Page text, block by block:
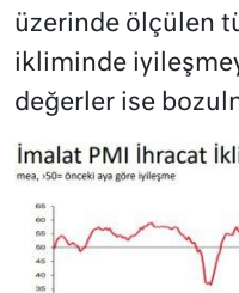
üzerinde ölçülen
ikliminde
değerler ise